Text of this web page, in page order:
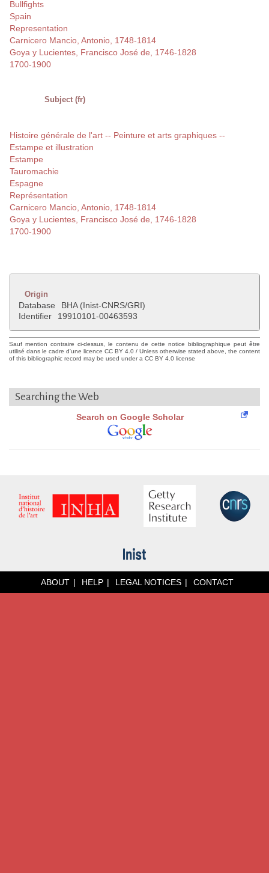
Bullfights
Spain
Representation
Carnicero Mancio, Antonio, 1748-1814
Goya y Lucientes, Francisco José de, 1746-1828
1700-1900
Subject (fr)
Histoire générale de l'art -- Peinture et arts graphiques --
Estampe et illustration
Estampe
Tauromachie
Espagne
Représentation
Carnicero Mancio, Antonio, 1748-1814
Goya y Lucientes, Francisco José de, 1746-1828
1700-1900
Origin
Database
BHA (Inist-CNRS/GRI)
Identifier
19910101-00463593
Sauf mention contraire ci-dessus, le contenu de cette notice bibliographique peut être
utilisé dans le cadre d'une licence CC BY 4.0 / Unless otherwise stated above, the content
of this bibliographic record may be used under a CC BY 4.0 license
Searching the Web
Search on Google Scholar
ABOUT HELP LEGAL NOTICES CONTACT